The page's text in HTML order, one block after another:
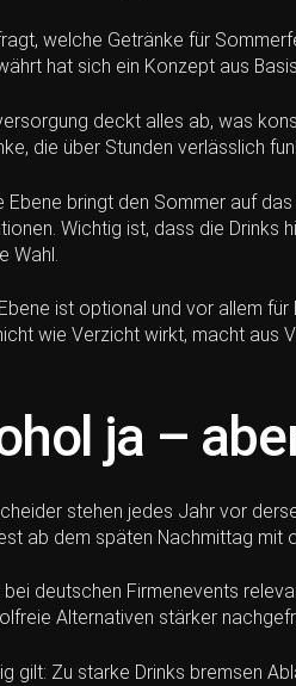
welche Getränke für
hat sich ein Konzept aus
deckt alles ab, was
die über Stunden verlässlich
Ebene bringt den Sommer auf
Wichtig ist, dass die
Wahl.
ist optional und vor allem
wie Verzicht wirkt, macht aus
ja –
stehen jedes Jahr vor
ab dem späten Nachmittag mit
bei deutschen Firmenevents
Alternativen stärker
gilt: Zu starke Drinks bremsen